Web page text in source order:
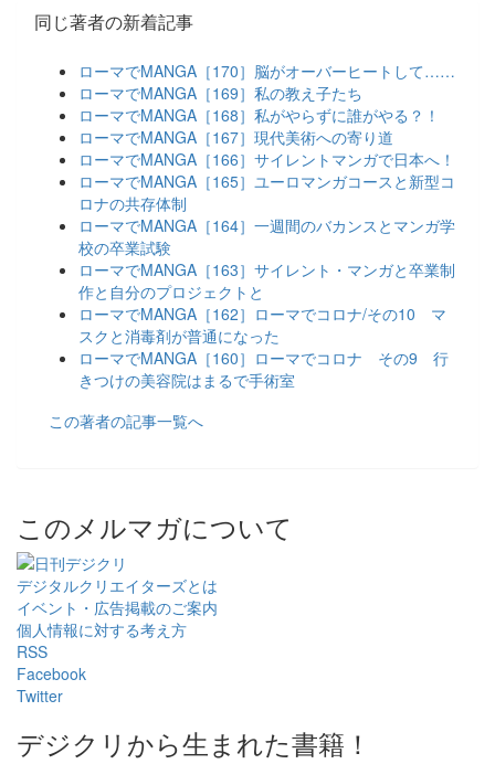
同じ著者の新着記事
ローマでMANGA［170］脳がオーバーヒートして……
ローマでMANGA［169］私の教え子たち
ローマでMANGA［168］私がやらずに誰がやる？！
ローマでMANGA［167］現代美術への寄り道
ローマでMANGA［166］サイレントマンガで日本へ！
ローマでMANGA［165］ユーロマンガコースと新型コ
ロナの共存体制
ローマでMANGA［164］一週間のバカンスとマンガ学
校の卒業試験
ローマでMANGA［163］サイレント・マンガと卒業制
作と自分のプロジェクトと
ローマでMANGA［162］ローマでコロナ/その10 マ
スクと消毒剤が普通になった
ローマでMANGA［160］ローマでコロナ その9 行
きつけの美容院はまるで手術室
この著者の記事一覧へ
このメルマガについて
デジタルクリエイターズとは
イベント・広告掲載のご案内
個人情報に対する考え方
RSS
Facebook
Twitter
デジクリから生まれた書籍！